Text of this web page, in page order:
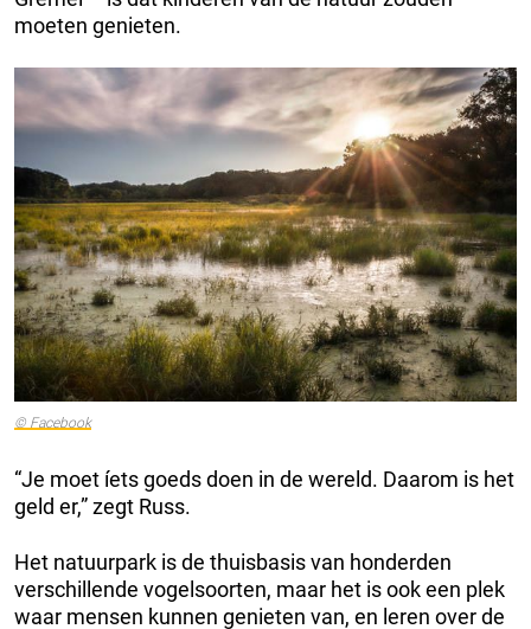
moeten genieten.
© Facebook
“Je moet íets goeds doen in de wereld. Daarom is het
geld er,” zegt Russ.
Het natuurpark is de thuisbasis van honderden
verschillende vogelsoorten, maar het is ook een plek
waar mensen kunnen genieten van, en leren over de